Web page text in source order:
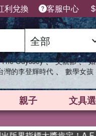
利兌換 客服中心
The Odyssey 、 父親節 、
灣的李登輝時代 、 數學女孩
親子 文具